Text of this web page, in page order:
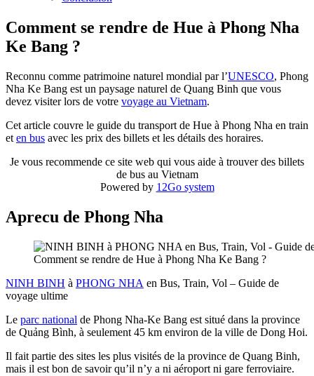
Comment se rendre de Hue à Phong Nha
Ke Bang ?
Reconnu comme patrimoine naturel mondial par l’UNESCO, Phong
Nha Ke Bang est un paysage naturel de Quang Binh que vous
devez visiter lors de votre voyage au Vietnam.
Cet article couvre le guide du transport de Hue à Phong Nha en train
et en bus avec les prix des billets et les détails des horaires.
Je vous recommende ce site web qui vous aide à trouver des billets
de bus au Vietnam
Powered by 12Go system
Aprecu de Phong Nha
Comment se rendre de Hue à Phong Nha Ke Bang ?
NINH BINH à PHONG NHA en Bus, Train, Vol – Guide de
voyage ultime
Le parc national de Phong Nha-Ke Bang est situé dans la province
de Quảng Bình, à seulement 45 km environ de la ville de Dong Hoi.
Il fait partie des sites les plus visités de la province de Quang Binh,
mais il est bon de savoir qu’il n’y a ni aéroport ni gare ferroviaire.